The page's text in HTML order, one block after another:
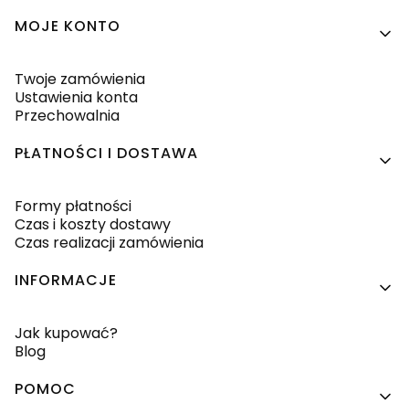
MOJE KONTO
Twoje zamówienia
Ustawienia konta
Przechowalnia
PŁATNOŚCI I DOSTAWA
Formy płatności
Czas i koszty dostawy
Czas realizacji zamówienia
INFORMACJE
Jak kupować?
Blog
POMOC